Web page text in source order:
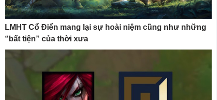
LMHT Cổ Điển mang lại sự hoài niệm cũng như những
“bất tiện” của thời xưa